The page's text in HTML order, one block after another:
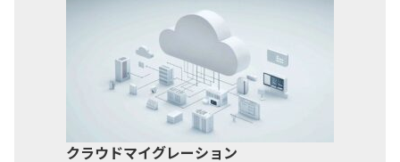
クラウドマイグレーション